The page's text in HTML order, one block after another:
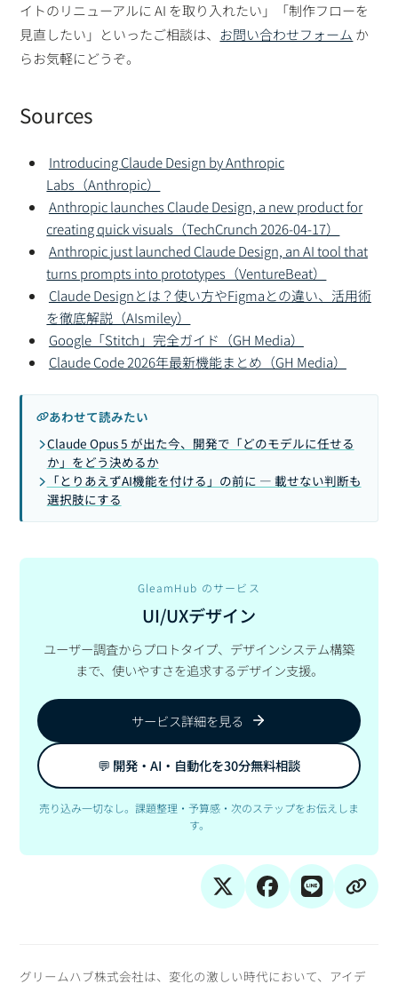
イトのリニューアルに AI を取り入れたい」「制作フローを
見直したい」といったご相談は、 お問い合わせフォーム か
らお気軽にどうぞ。
Sources
Introducing Claude Design by Anthropic
Labs（Anthropic）
Anthropic launches Claude Design, a new product for
creating quick visuals（TechCrunch 2026-04-17）
Anthropic just launched Claude Design, an AI tool that
turns prompts into prototypes（VentureBeat）
Claude Designとは？使い方やFigmaとの違い、活用術
を徹底解説（AIsmiley）
Google「Stitch」完全ガイド（GH Media）
Claude Code 2026年最新機能まとめ（GH Media）
あわせて読みたい
Claude Opus 5 が出た今、開発で「どのモデルに任せる
か」をどう決めるか
「とりあえずAI機能を付ける」の前に — 載せない判断も
選択肢にする
GleamHub のサービス
UI/UXデザイン
ユーザー調査からプロトタイプ、デザインシステム構築
まで、使いやすさを追求するデザイン支援。
サービス詳細を見る
💬 開発・AI・自動化を30分無料相談
売り込み一切なし。課題整理・予算感・次のステップをお伝えしま
す。
グリームハブ株式会社は、変化の激しい時代において、アイデ